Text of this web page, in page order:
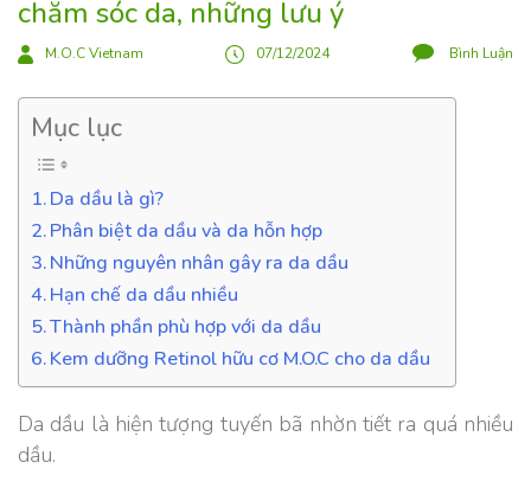
chăm sóc da, những lưu ý
M.O.C Vietnam 07/12/2024 Bình Luận
Mục lục
Da dầu là gì?
Phân biệt da dầu và da hỗn hợp
Những nguyên nhân gây ra da dầu
Hạn chế da dầu nhiều
Thành phần phù hợp với da dầu
Kem dưỡng Retinol hữu cơ M.O.C cho da dầu
Da dầu là hiện tượng tuyến bã nhờn tiết ra quá nhiều
dầu.